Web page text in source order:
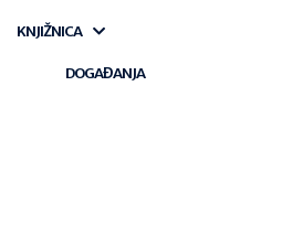
KNJIŽNICA
DOGAĐANJA